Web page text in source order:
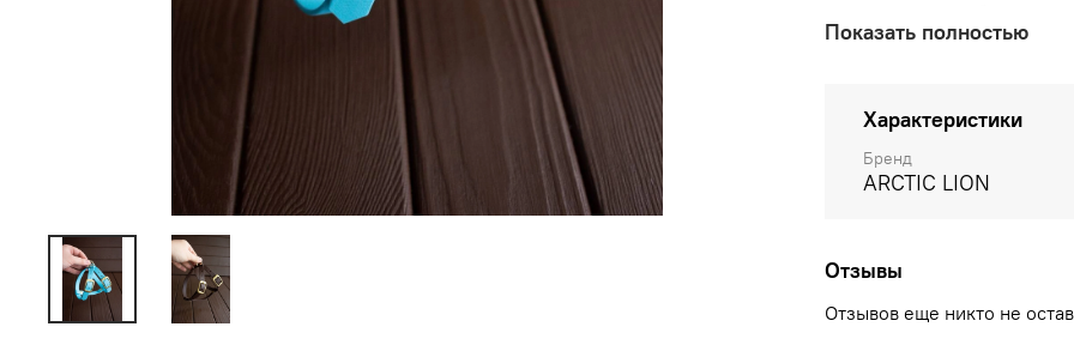
исключить любой
дискомфорт вашего
Оригинальный
Показать полностью
Характеристики
Бренд
ARCTIC LION
Отзывы
Отзывов еще никто не